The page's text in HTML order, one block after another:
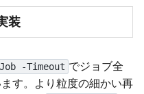
装
-Timeout でジョブ全
す。より粒度の細かい再